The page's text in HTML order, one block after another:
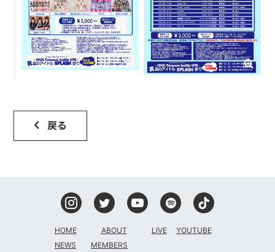
戻る
HOME
NEWS
ABOUT
MEMBERS
LIVE YOUTUBE